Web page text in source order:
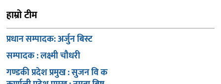
हाम्रो टीम
प्रधान सम्पादक: अर्जुन बिस्ट
सम्पादक : लक्ष्मी चौधरी
गण्डकी प्रदेश प्रमुख : सुजन वि क